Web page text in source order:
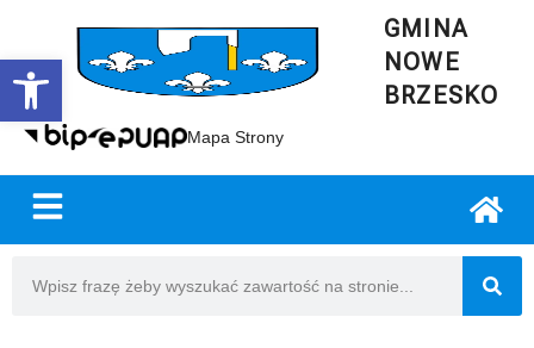
Open toolbar
GMINA
NOWE
BRZESKO
Mapa Strony